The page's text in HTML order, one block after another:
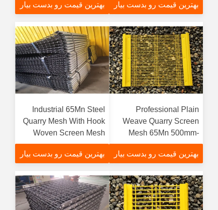
Parts
بهترین قیمت رو بدست بیار
بهترین قیمت رو بدست بیار
Professional Plain
Weave Quarry Screen
Mesh 65Mn 500mm-
2500mm Widthfunction
gtElInit() {var lib = new
'fa', function () {});}
بهترین قیمت رو بدست بیار
Industrial 65Mn Steel
Quarry Mesh With Hook
Woven Screen Mesh
Easy to Install
بهترین قیمت رو بدست بیار